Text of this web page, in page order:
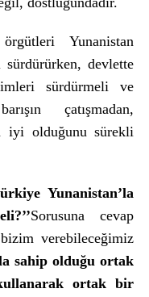
Yunanistan
devlette
sürdürmeli ve
çatışmadan,
iyi olduğunu sürekli
Yunanistan’la
Sorusuna cevap
verebileceğimiz
sahip olduğu ortak
ortak bir